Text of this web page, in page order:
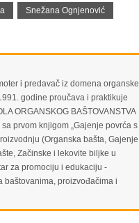
Snežana Ognjenović
i predavač iz domena organske
godine proučava i praktikuje
ORGANSKOG BAŠTOVANSTVA
prvom knjigom „Gajenje povrća s
(Organska bašta, Gajenje
Začinske i lekovite biljke u
za promociju i edukaciju -
baštovanima, proizvođačima i